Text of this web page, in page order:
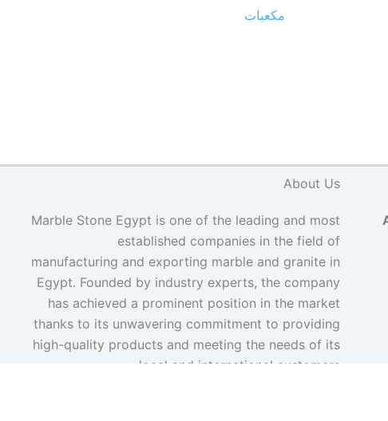
مكعبات
About Us
Marble Stone Egypt is one of the leading and most
established companies in the field of
manufacturing and exporting marble and granite in
Egypt. Founded by industry experts, the company
has achieved a prominent position in the market
thanks to its unwavering commitment to providing
high-quality products and meeting the needs of its
local and international customers.